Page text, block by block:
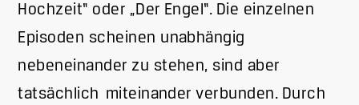
Hochzeit“ oder „Der Engel“. Die einzelnen
Episoden scheinen unabhängig
nebeneinander zu stehen, sind aber
tatsächlich miteinander verbunden. Durch